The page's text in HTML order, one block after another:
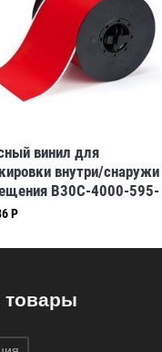
винил для
внутри/снаружи
B30C-4000-595-
мм * 30,48 м
Р